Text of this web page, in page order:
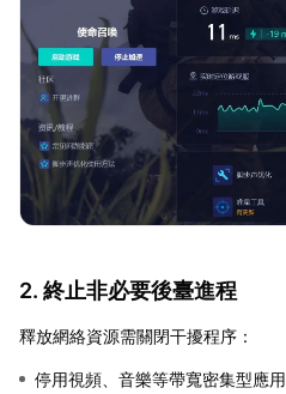
2. 終止非必要後臺進程
釋放網絡資源需關閉干擾程序：
停用視頻、音樂等帶寬密集型應用